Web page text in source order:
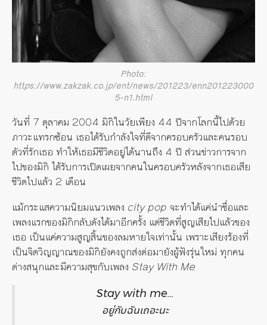
Photo:
https://www.zakzak.co.jp/ent/news/201223/enn201223000
5-n1.html
วันที่ 7 ตุลาคม 2004 มิกิในวัยเพียง 44 ปีจากโลกนี้ไปด้วย
ภาวะแทรกซ้อน เธอได้รับกำลังใจที่ดีจากครอบครัวและคนรอบ
ตัวที่รักเธอ ทำให้เธอมีชีวิตอยู่ได้นานถึง 4 ปี ส่วนข่าวการจาก
ไปของมิกิ ได้รับการเปิดเผยจากคนในครอบครัวหลังจากเธอเสีย
ชีวิตไปแล้ว 2 เดือน
แม้กระแสความนิยมแนวเพลง city pop จะทำได้แค่นำชื่อและ
เพลงแรกของมิกิกลับดังได้มาอีกครั้ง แต่ชีวิตที่สูญเสียไปแล้วของ
เธอ เป็นแค่ความสูญสิ้นของลมหายใจเท่านั้น เพราะเสียงร้องที่
เป็นจิตวิญญาณของมิกิยังคงถูกส่งต่อมายังผู้ฟังรุ่นใหม่ ทุกคน
ต่างสนุกและมีความสุขกับเพลง Stay With Me
Stay with me…
อยู่กับฉันเถอะนะ